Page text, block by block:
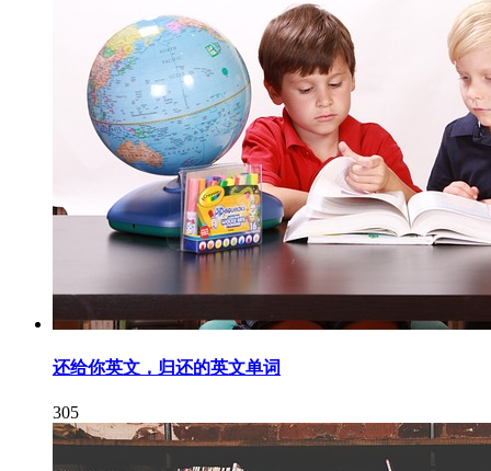
还给你英文，归还的英文单词
305